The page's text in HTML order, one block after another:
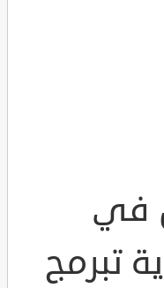
في
تبرمج